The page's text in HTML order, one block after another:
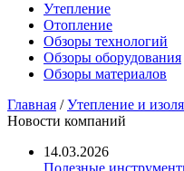
Утепление
Отопление
Обзоры технологий
Обзоры оборудования
Обзоры материалов
Главная /Утепление и
Новости компаний
14.03.2026
Полезные